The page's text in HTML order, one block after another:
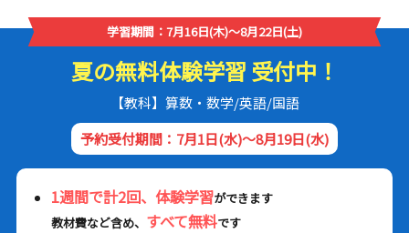
学習期間：7月16日(木)～8月22日(土)
夏の無料体験学習 受付中！
【教科】算数・数学/英語/国語
予約受付期間：7月1日(水)～8月19日(水)
1週間で計2回、体験学習ができます
教材費など含め、 すべて無料です